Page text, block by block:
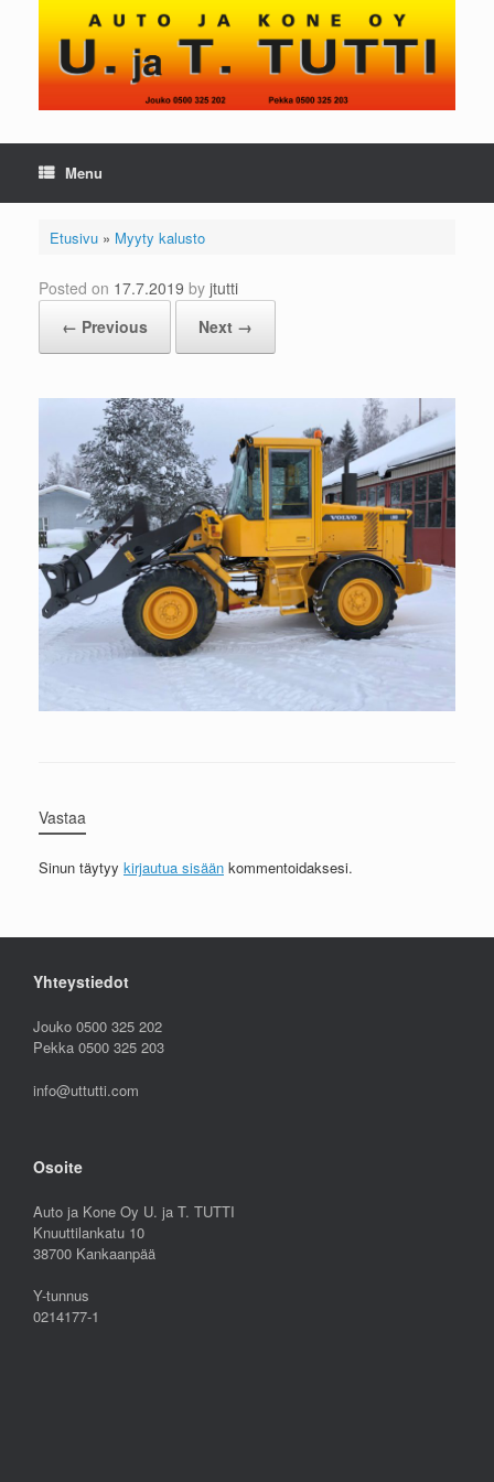
content
Menu
Etusivu» Myyty kalusto
Posted on 17.7.2019 by jtutti
← Previous
Next →
Vastaa
Sinun täytyy kirjautua sisään kommentoidaksesi.
Yhteystiedot
Jouko 0500 325 202
Pekka 0500 325 203
info@uttutti.com
Osoite
Auto ja Kone Oy U. ja T. TUTTI
Knuuttilankatu 10
38700 Kankaanpää
Y-tunnus
0214177-1